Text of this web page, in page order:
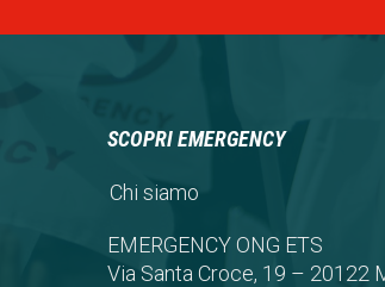
SCOPRI EMERGENCY
Chi siamo
EMERGENCY ONG ETS
Via Santa Croce, 19 – 20122